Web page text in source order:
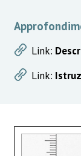
Link:
Link: